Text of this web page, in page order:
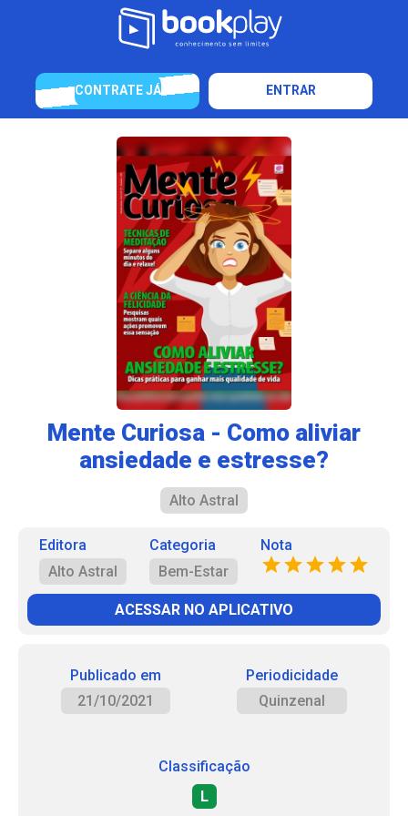
CONTRATE JÁ ENTRAR
Mente Curiosa - Como aliviar
ansiedade e estresse?
Alto Astral
Editora
Alto Astral
Categoria
Bem-Estar
Nota
ACESSAR NO APLICATIVO
Publicado em
21/10/2021
Periodicidade
Quinzenal
Classificação
L